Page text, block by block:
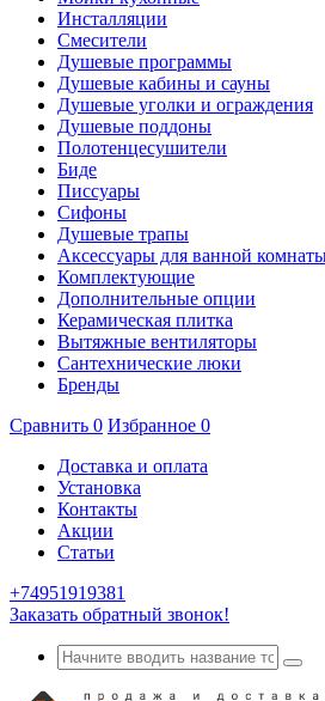
Инсталляции
Смесители
Душевые программы
Душевые кабины и сауны
Душевые уголки и ограждения
Душевые поддоны
Полотенцесушители
Биде
Писсуары
Сифоны
Душевые трапы
Аксессуары для ванной
Комплектующие
Дополнительные опции
Керамическая плитка
Вытяжные вентиляторы
Сантехнические люки
Бренды
Сравнить 0 Избранное 0
Доставка и оплата
Установка
Контакты
Акции
Статьи
+74951919381
Заказать обратный звонок!